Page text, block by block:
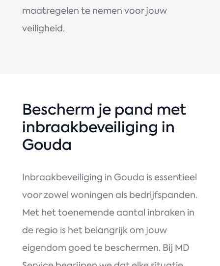
maatregelen te nemen voor jouw
veiligheid.
Bescherm je pand met
inbraakbeveiliging in
Gouda
Inbraakbeveiliging in Gouda is essentieel
voor zowel woningen als bedrijfspanden.
Met het toenemende aantal inbraken in
de regio is het belangrijk om jouw
eigendom goed te beschermen. Bij MD